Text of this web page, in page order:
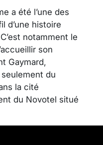
a été l’une des
d’une histoire
notamment le
son
Gaymard,
du
la cité
du Novotel situé